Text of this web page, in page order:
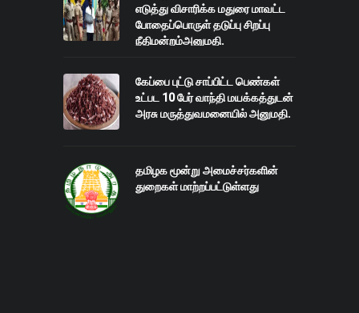
எடுத்து விசாரிக்க மதுரை மாவட்ட
போதைப்பொருள் தடுப்பு சிறப்பு
நீதிமன்றம்அனுமதி.
கேப்பை புட்டு சாப்பிட்ட பெண்கள்
உட்பட 10 பேர் வாந்தி மயக்கத்துடன்
அரசு மருத்துவமனையில் அனுமதி.
தமிழக மூன்று அமைச்சர்களின்
துறைகள் மாற்றப்பட்டுள்ளது